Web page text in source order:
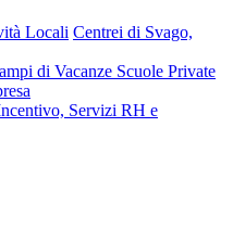
Locali Centrei di Svago,
di Vacanze Scuole Private
Servizi RH e